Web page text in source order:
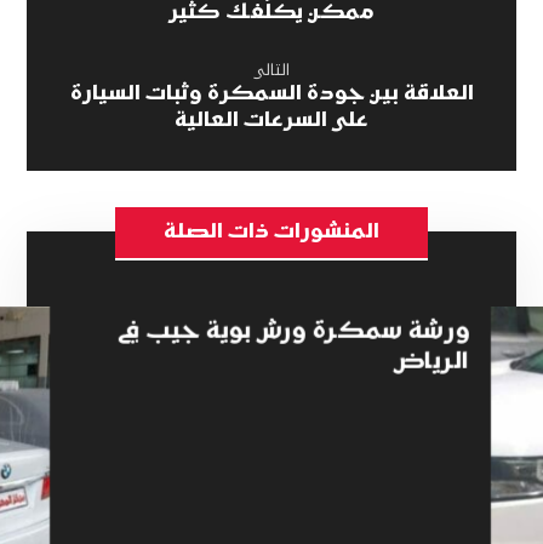
ممكن يكلّفك كثير
التالى
العلاقة بين جودة السمكرة وثبات السيارة
على السرعات العالية
المنشورات ذات الصلة
ورشة سمكرة ورش بوية جيب في
الرياض